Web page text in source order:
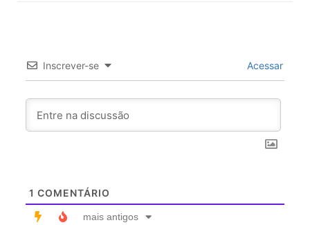
Inscrever-se Acessar
1 COMENTÁRIO
mais antigos